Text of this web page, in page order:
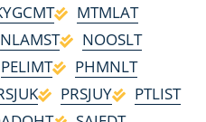
MTMLAT
NLAMST
NOOSLT
PELIMT
PHMNLT
PRSJUY
PTLIST